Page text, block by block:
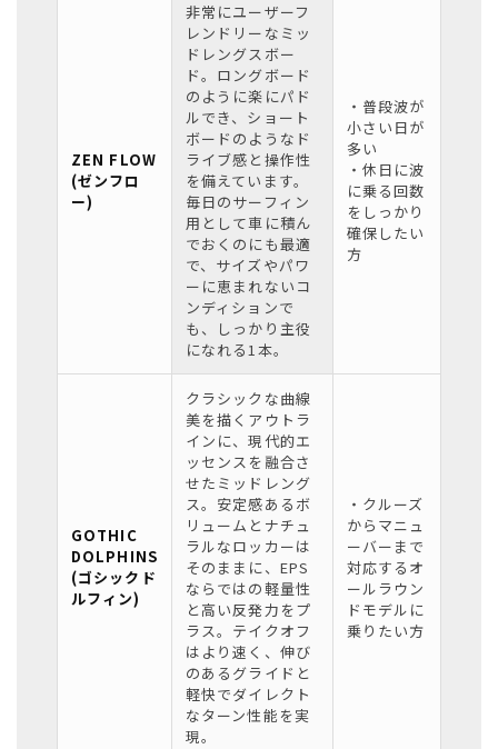
ZEN FLOW
(ゼンフロ
ー)
非常にユーザーフ
レンドリーなミッ
ドレングスボー
ド。ロングボード
のように楽にパド
ルでき、ショート
ボードのようなド
ライブ感と操作性
を備えています。
毎日のサーフィン
用として車に積ん
でおくのにも最適
で、サイズやパワ
ーに恵まれないコ
ンディションで
も、しっかり主役
になれる1本。
・普段波が
小さい日が
多い
・休日に波
に乗る回数
をしっかり
確保したい
方
GOTHIC
DOLPHINS
(ゴシックド
ルフィン)
クラシックな曲線
美を描くアウトラ
インに、現代的エ
ッセンスを融合さ
せたミッドレング
ス。安定感あるボ
リュームとナチュ
ラルなロッカーは
そのままに、EPS
ならではの軽量性
と高い反発力をプ
ラス。テイクオフ
はより速く、伸び
のあるグライドと
軽快でダイレクト
なターン性能を実
現。
・クルーズ
からマニュ
ーバーまで
対応するオ
ールラウン
ドモデルに
乗りたい方